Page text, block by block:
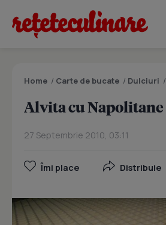
Home / Carte de bucate / Dulciuri /
Alvita cu Napolitane
27 Septembrie 2010, 03:11
Îmi place Distribuie